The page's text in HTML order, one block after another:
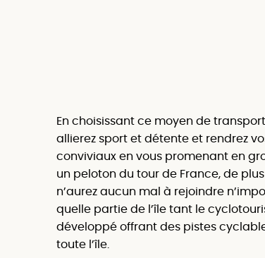
En choisissant ce moyen de
allierez sport et détente et rendrez
conviviaux en vous promenant en
un peloton du tour de France, de
n’aurez aucun mal à rejoindre
quelle partie de l’île tant le
développé offrant des pistes
toute l’île.